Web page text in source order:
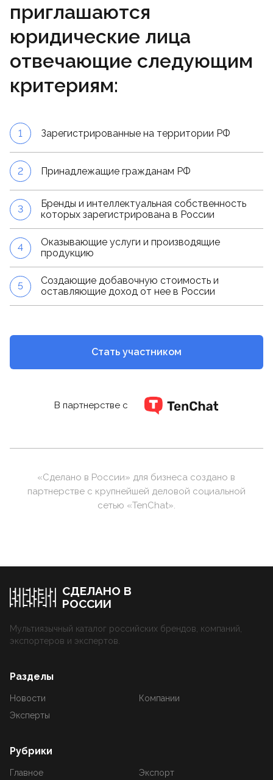
приглашаются
юридические лица
отвечающие следующим
критериям:
1 Зарегистрированные на территории РФ
2 Принадлежащие гражданам РФ
3
Бренды и интеллектуальная собственность
которых зарегистрирована в России
4
Оказывающие услуги и производящие
продукцию
5
Создающие добавочную стоимость и
оставляющие доход от нее в России
Стать участником
В партнерстве с
«Сделано в России» для бизнеса создано в
партнерстве с крупнейшей деловой социальной
сетью «TenChat».
СДЕЛАНО В
РОССИИ
Мультиязычный каталог российских брендов, компаний,
экспортеров и экспертов.
Разделы
Новости
Компании
Эксперты
Рубрики
Главное Экспорт